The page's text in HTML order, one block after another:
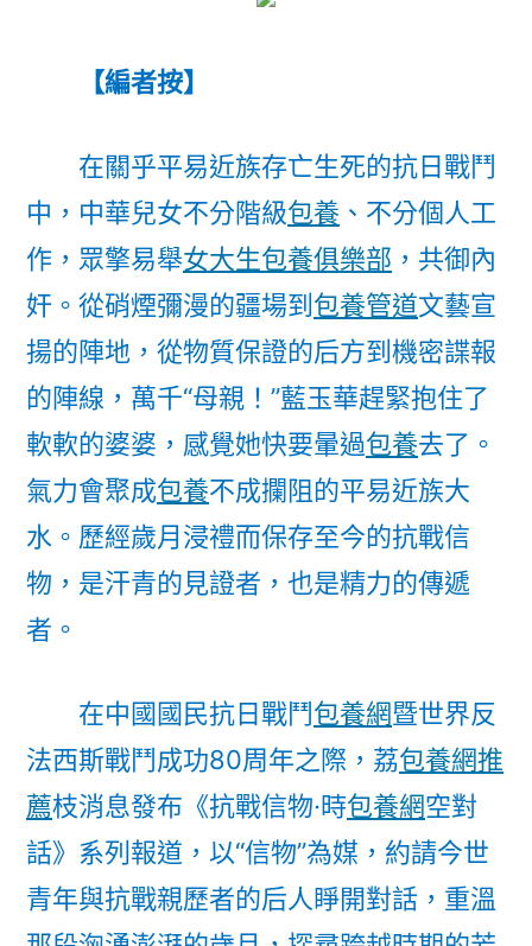
字
一
號
證
據”：
羅
瑾
吳
旋
的
包
得
存
亡
守
護〉
【編者按】
在關乎平易近族存亡生死的抗日戰鬥
中，中華兒女不分階級包養 、不分個人工
作，眾擎易舉女大生包養俱樂部 ，共御內
奸。從硝煙彌漫的疆場到 包養管道文藝宣
揚的陣地，從物質保證的后方到機密諜報
的陣線，萬千“母親！”藍玉華趕緊抱住了
軟軟的婆婆，感覺她快要暈過包養去了。
氣力會聚成包養不成攔阻的平易近族大
水。歷經歲月浸禮而保存至今的抗戰信
物，是汗青的見證者，也是精力的傳遞
者。
在中國國民抗日戰鬥包養網暨世界反
法西斯戰鬥成功80周年之際，荔包養網推
薦枝消息發布《抗戰信物·時包養網空對
話》系列報道，以“信物”為媒，約請今世
青年與抗戰親歷者的后人睜開對話，重溫